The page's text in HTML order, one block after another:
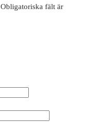
Obligatoriska fält är